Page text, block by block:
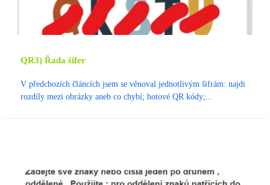
QR3) Řada šifer
V předchozích článcích jsem se věnoval jednotlivým šifrám: najdi
rozdíly mezi obrázky aneb co chybí; hotové QR kódy;...